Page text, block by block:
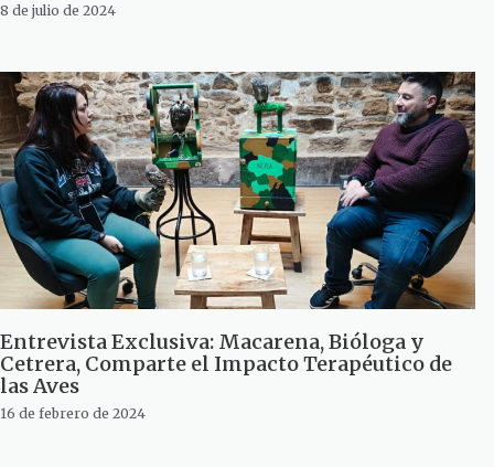
8 de julio de 2024
Entrevista Exclusiva: Macarena, Bióloga y
Cetrera, Comparte el Impacto Terapéutico de
las Aves
16 de febrero de 2024